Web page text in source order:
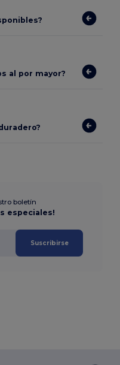
al por mayor?
boletín
especiales!
Suscribirse